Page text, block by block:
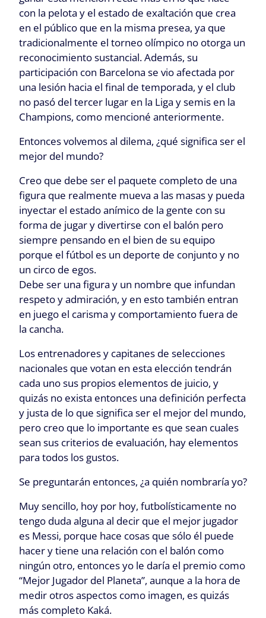
con la pelota y el estado de exaltación que crea
en el público que en la misma presea, ya que
tradicionalmente el torneo olímpico no otorga un
reconocimiento sustancial. Además, su
participación con Barcelona se vio afectada por
una lesión hacia el final de temporada, y el club
no pasó del tercer lugar en la Liga y semis en la
Champions, como mencioné anteriormente.
Entonces volvemos al dilema, ¿qué significa ser el
mejor del mundo?
Creo que debe ser el paquete completo de una
figura que realmente mueva a las masas y pueda
inyectar el estado anímico de la gente con su
forma de jugar y divertirse con el balón pero
siempre pensando en el bien de su equipo
porque el fútbol es un deporte de conjunto y no
un circo de egos.
Debe ser una figura y un nombre que infundan
respeto y admiración, y en esto también entran
en juego el carisma y comportamiento fuera de
la cancha.
Los entrenadores y capitanes de selecciones
nacionales que votan en esta elección tendrán
cada uno sus propios elementos de juicio, y
quizás no exista entonces una definición perfecta
y justa de lo que significa ser el mejor del mundo,
pero creo que lo importante es que sean cuales
sean sus criterios de evaluación, hay elementos
para todos los gustos.
Se preguntarán entonces, ¿a quién nombraría yo?
Muy sencillo, hoy por hoy, futbolísticamente no
tengo duda alguna al decir que el mejor jugador
es Messi, porque hace cosas que sólo él puede
hacer y tiene una relación con el balón como
ningún otro, entonces yo le daría el premio como
“Mejor Jugador del Planeta”, aunque a la hora de
medir otros aspectos como imagen, es quizás
más completo Kaká.